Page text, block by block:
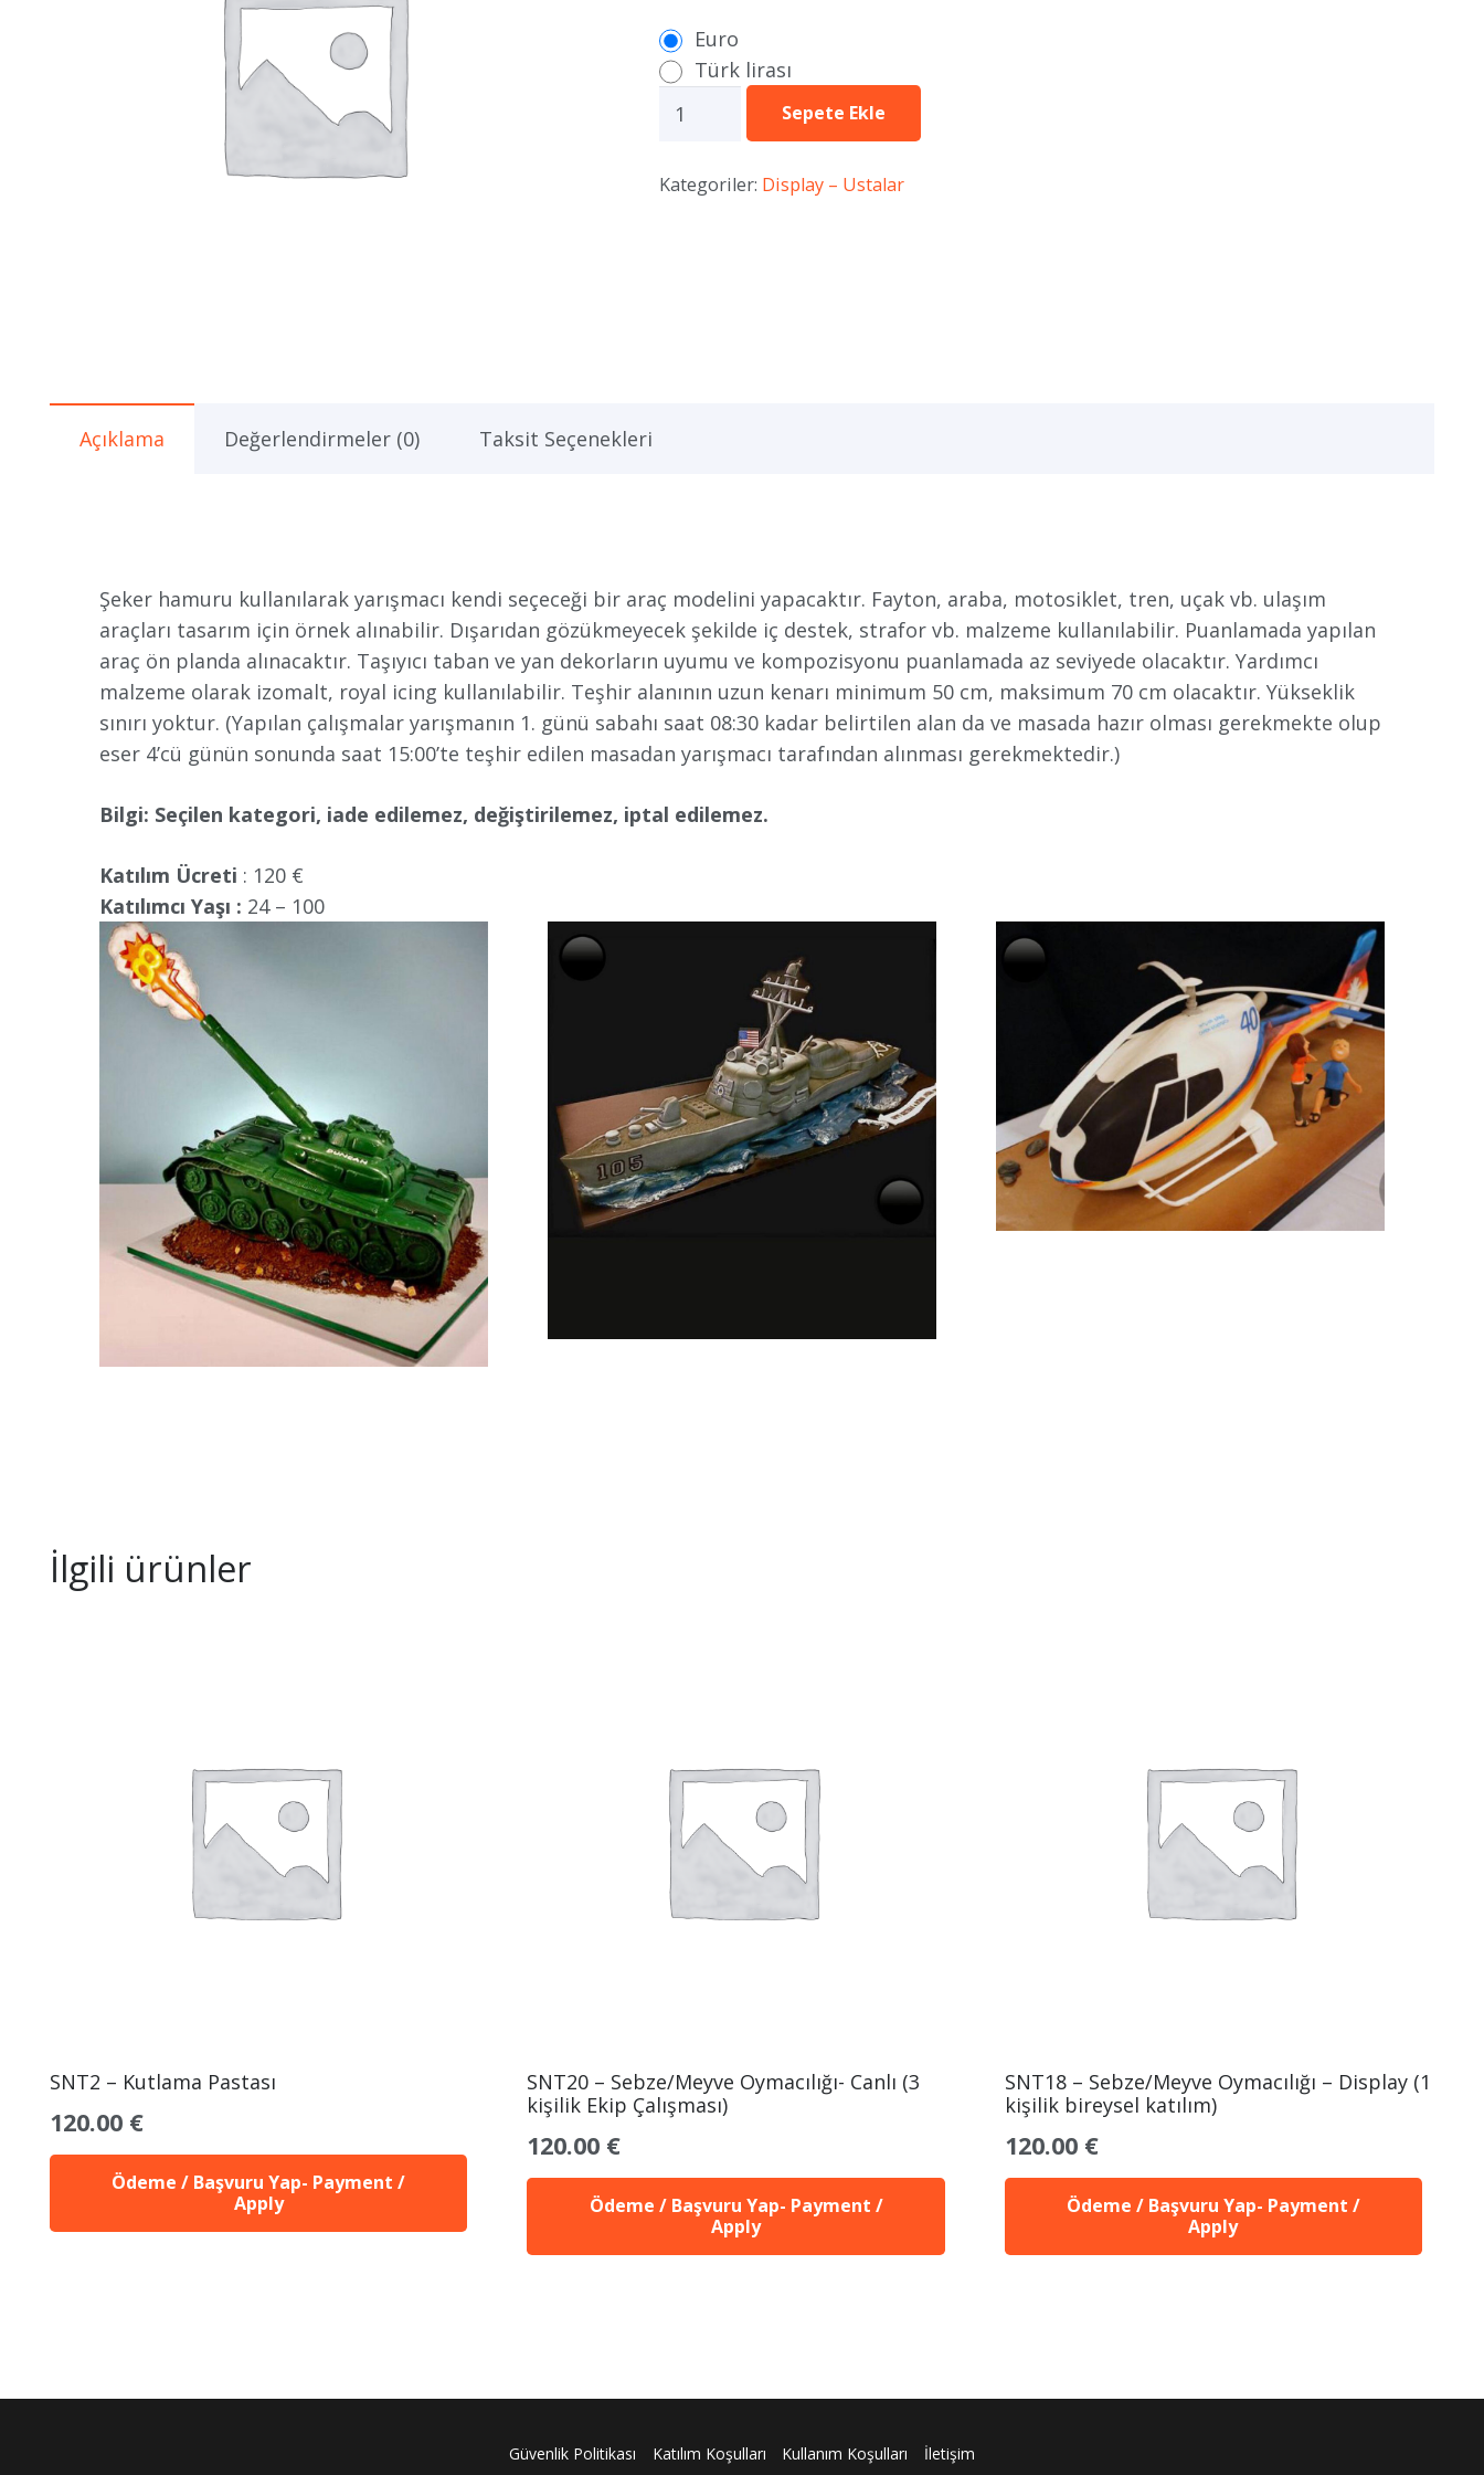
Euro
Türk lirası
Çalışması
Sepete Ekle
Kategoriler: Display – Ustalar
Açıklama Değerlendirmeler (0) Taksit Seçenekleri
Şeker hamuru kullanılarak yarışmacı kendi seçeceği bir araç modelini yapacaktır. Fayton, araba, motosiklet, tren, uçak vb. ulaşım
araçları tasarım için örnek alınabilir. Dışarıdan gözükmeyecek şekilde iç destek, strafor vb. malzeme kullanılabilir. Puanlamada yapılan
araç ön planda alınacaktır. Taşıyıcı taban ve yan dekorların uyumu ve kompozisyonu puanlamada az seviyede olacaktır. Yardımcı
malzeme olarak izomalt, royal icing kullanılabilir. Teşhir alanının uzun kenarı minimum 50 cm, maksimum 70 cm olacaktır. Yükseklik
sınırı yoktur. (Yapılan çalışmalar yarışmanın 1. günü sabahı saat 08:30 kadar belirtilen alan da ve masada hazır olması gerekmekte olup
eser 4’cü günün sonunda saat 15:00’te teşhir edilen masadan yarışmacı tarafından alınması gerekmektedir.)
Bilgi: Seçilen kategori, iade edilemez, değiştirilemez, iptal edilemez.
Katılım Ücreti : 120 €
Katılımcı Yaşı : 24 – 100
İlgili ürünler
SNT2 – Kutlama Pastası
120.00 €
Ödeme / Başvuru Yap- Payment /
Apply
SNT20 – Sebze/Meyve Oymacılığı- Canlı (3
kişilik Ekip Çalışması)
120.00 €
Ödeme / Başvuru Yap- Payment /
Apply
SNT18 – Sebze/Meyve Oymacılığı – Display (1
kişilik bireysel katılım)
120.00 €
Ödeme / Başvuru Yap- Payment /
Apply
Güvenlik Politikası Katılım Koşulları Kullanım Koşulları İletişim